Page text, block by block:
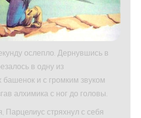
ослепло. Дернувшись в
в одну из
и с громким звуком
алхимика с ног до головы.
Парцелиус стряхнул с себя